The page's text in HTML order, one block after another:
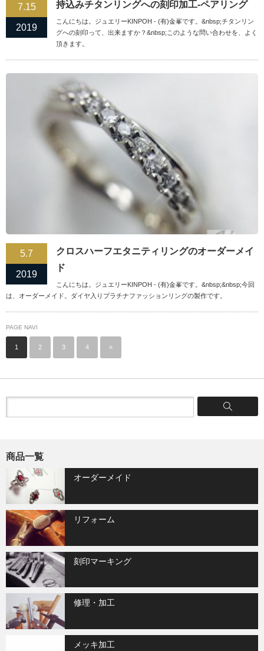
7.15
2019
持込みチタンリングへの刻印加工-ペアリング
こんにちは。ジュエリーKINPOH - (有)金峯です。&nbsp;チタンリン
グへの刻印って、出来ますか？&nbsp;このような問い合わせを、よく
頂きます。
5.7
2019
クロスハーフエタニティリングのオーダーメイ
ド
こんにちは。ジュエリーKINPOH - (有)金峯です。&nbsp;&nbsp;今回
は、オーダーメイド。ダイヤ入りプラチナファッションリングの製作です。
PAGE NAVI
1 2 3 4 »
商品一覧
オーダーメイド
リフォーム
刻印マーキング
修理・加工
メッキ加工